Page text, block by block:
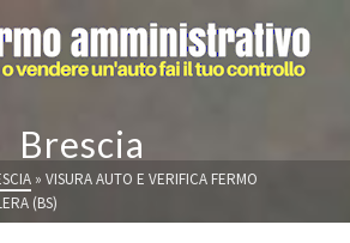
Brescia
» VISURA AUTO E VERIFICA FERMO
(BS)